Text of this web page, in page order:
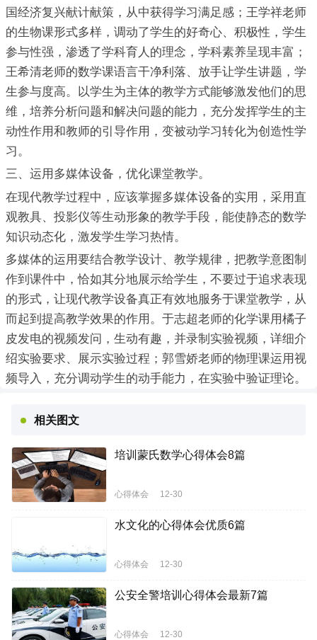
国经济复兴献计献策，从中获得学习满足感；王学祥老师
的生物课形式多样，调动了学生的好奇心、积极性，学生
参与性强，渗透了学科育人的理念，学科素养呈现丰富；
王希清老师的数学课语言干净利落、放手让学生讲题，学
生参与度高。以学生为主体的教学方式能够激发他们的思
维，培养分析问题和解决问题的能力，充分发挥学生的主
动性作用和教师的引导作用，变被动学习转化为创造性学
习。
三、运用多媒体设备，优化课堂教学。
在现代教学过程中，应该掌握多媒体设备的实用，采用直
观教具、投影仪等生动形象的教学手段，能使静态的数学
知识动态化，激发学生学习热情。
多媒体的运用要结合教学设计、教学规律，把教学意图制
作到课件中，恰如其分地展示给学生，不要过于追求表现
的形式，让现代教学设备真正有效地服务于课堂教学，从
而起到提高教学效果的作用。于志超老师的化学课用橘子
皮发电的视频发问，生动有趣，并录制实验视频，详细介
绍实验要求、展示实验过程；郭雪娇老师的物理课运用视
频导入，充分调动学生的动手能力，在实验中验证理论。
相关图文
培训蒙氏数学心得体会8篇
心得体会 12-30
水文化的心得体会优质6篇
心得体会 12-30
公安全警培训心得体会最新7篇
心得体会 12-30